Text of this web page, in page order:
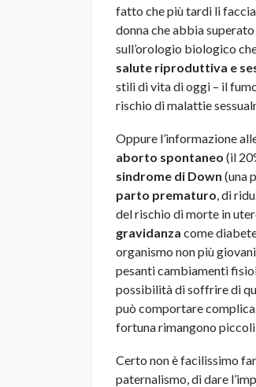
fatto che più tardi li
donna che abbia
sull’orologio biologico
salute riproduttiva e
stili di vita di oggi – il
rischio di malattie
Oppure l’informazione
aborto spontaneo (il
sindrome di Down (una
parto prematuro , di
del rischio di morte in
gravidanza come
organismo non più
pesanti cambiamenti
possibilità di soffrire di
può comportare
fortuna rimangono piccoli,
Certo non è facilissimo
paternalismo, di dare